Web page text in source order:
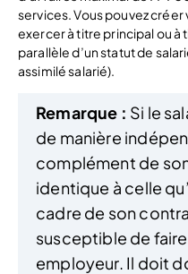
services. Vous pouvez
exercer à titre principal ou
parallèle d’un statut de
assimilé salarié).
Remarque : Si le
de manière
complément de
identique à celle
cadre de son
susceptible de
employeur. Il doit